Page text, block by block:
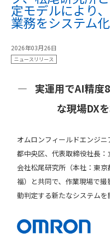
定モデルにより
業務をシステム化
2026年03月26日
ニュースリリース
— 実運用でAI精度
な現場DX
オムロンフィールドエンジ
都中央区、代表取締役社長
会社松尾研究所（本社：東
福）と共同で、作業現場で
動判定する新たなシステムを